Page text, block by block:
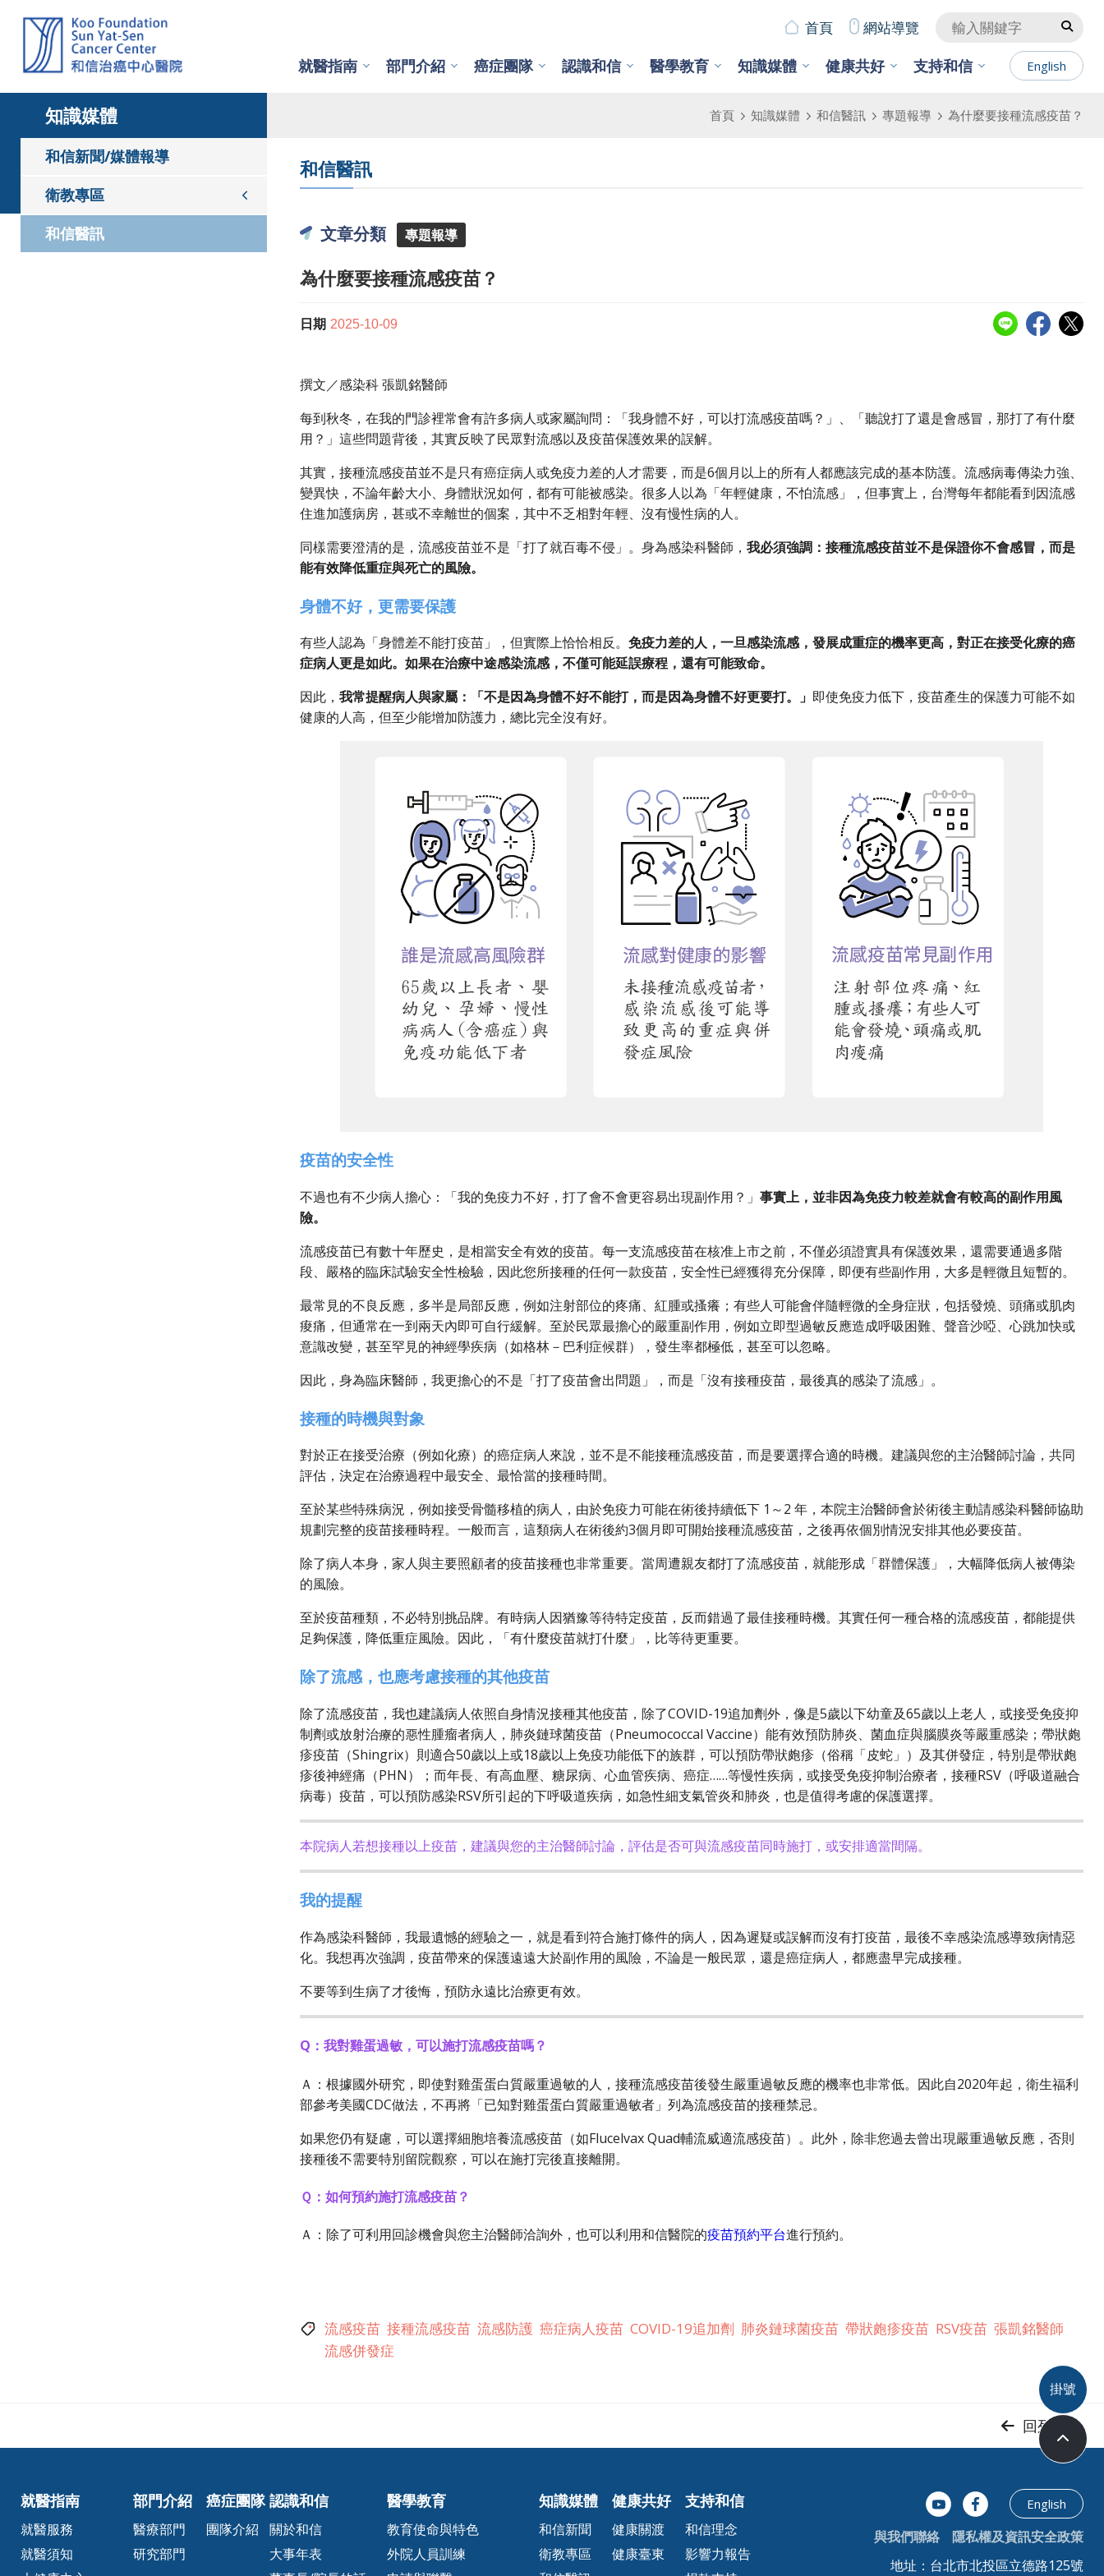
首頁 網站導覽
就醫指南 部門介紹 癌症團隊 認識和信 醫學教育 知識媒體 健康共好 支持和信 English
知識媒體 首頁 知識媒體 和信醫訊 專題報導 為什麼要接種流感疫苗？
和信新聞/媒體報導
衛教專區
和信醫訊
和信醫訊
文章分類 專題報導
為什麼要接種流感疫苗？
日期 2025-10-09
撰文／感染科 張凱銘醫師
每到秋冬，在我的門診裡常會有許多病人或家屬詢問：「我身體不好，可以打流感疫苗嗎？」、「聽說打了還是會感冒，那打了有什麼
用？」這些問題背後，其實反映了民眾對流感以及疫苗保護效果的誤解。
其實，接種流感疫苗並不是只有癌症病人或免疫力差的人才需要，而是6個月以上的所有人都應該完成的基本防護。流感病毒傳染力強、
變異快，不論年齡大小、身體狀況如何，都有可能被感染。很多人以為「年輕健康，不怕流感」，但事實上，台灣每年都能看到因流感
住進加護病房，甚或不幸離世的個案，其中不乏相對年輕、沒有慢性病的人。
同樣需要澄清的是，流感疫苗並不是「打了就百毒不侵」。身為感染科醫師， 我必須強調：接種流感疫苗並不是保證你不會感冒，而是
能有效降低重症與死亡的風險。
身體不好，更需要保護
有些人認為「身體差不能打疫苗」，但實際上恰恰相反。 免疫力差的人，一旦感染流感，發展成重症的機率更高，對正在接受化療的癌
症病人更是如此。如果在治療中途感染流感，不僅可能延誤療程，還有可能致命。
因此， 我常提醒病人與家屬：「不是因為身體不好不能打，而是因為身體不好更要打。」 即使免疫力低下，疫苗產生的保護力可能不如
健康的人高，但至少能增加防護力，總比完全沒有好。
疫苗的安全性
不過也有不少病人擔心：「我的免疫力不好，打了會不會更容易出現副作用？」 事實上，並非因為免疫力較差就會有較高的副作用風
險。
流感疫苗已有數十年歷史，是相當安全有效的疫苗。每一支流感疫苗在核准上市之前，不僅必須證實具有保護效果，還需要通過多階
段、嚴格的臨床試驗安全性檢驗，因此您所接種的任何一款疫苗，安全性已經獲得充分保障，即便有些副作用，大多是輕微且短暫的。
最常見的不良反應，多半是局部反應，例如注射部位的疼痛、紅腫或搔癢；有些人可能會伴隨輕微的全身症狀，包括發燒、頭痛或肌肉
痠痛，但通常在一到兩天內即可自行緩解。至於民眾最擔心的嚴重副作用，例如立即型過敏反應造成呼吸困難、聲音沙啞、心跳加快或
意識改變，甚至罕見的神經學疾病（如格林－巴利症候群），發生率都極低，甚至可以忽略。
因此，身為臨床醫師，我更擔心的不是「打了疫苗會出問題」，而是「沒有接種疫苗，最後真的感染了流感」。
接種的時機與對象
對於正在接受治療（例如化療）的癌症病人來說，並不是不能接種流感疫苗，而是要選擇合適的時機。建議與您的主治醫師討論，共同
評估，決定在治療過程中最安全、最恰當的接種時間。
至於某些特殊病況，例如接受骨髓移植的病人，由於免疫力可能在術後持續低下 1～2 年，本院主治醫師會於術後主動請感染科醫師協助
規劃完整的疫苗接種時程。一般而言，這類病人在術後約3個月即可開始接種流感疫苗，之後再依個別情況安排其他必要疫苗。
除了病人本身，家人與主要照顧者的疫苗接種也非常重要。當周遭親友都打了流感疫苗，就能形成「群體保護」，大幅降低病人被傳染
的風險。
至於疫苗種類，不必特別挑品牌。有時病人因猶豫等待特定疫苗，反而錯過了最佳接種時機。其實任何一種合格的流感疫苗，都能提供
足夠保護，降低重症風險。因此，「有什麼疫苗就打什麼」，比等待更重要。
除了流感，也應考慮接種的其他疫苗
除了流感疫苗，我也建議病人依照自身情況接種其他疫苗，除了COVID-19追加劑外，像是5歲以下幼童及65歲以上老人，或接受免疫抑
制劑或放射治療的惡性腫瘤者病人，肺炎鏈球菌疫苗（Pneumococcal Vaccine）能有效預防肺炎、菌血症與腦膜炎等嚴重感染；帶狀皰
疹疫苗（Shingrix）則適合50歲以上或18歲以上免疫功能低下的族群，可以預防帶狀皰疹（俗稱「皮蛇」）及其併發症，特別是帶狀皰
疹後神經痛（PHN）；而年長、有高血壓、糖尿病、心血管疾病、癌症……等慢性疾病，或接受免疫抑制治療者，接種RSV（呼吸道融合
病毒）疫苗，可以預防感染RSV所引起的下呼吸道疾病，如急性細支氣管炎和肺炎，也是值得考慮的保護選擇。
本院病人若想接種以上疫苗，建議與您的主治醫師討論，評估是否可與流感疫苗同時施打，或安排適當間隔。
我的提醒
作為感染科醫師，我最遺憾的經驗之一，就是看到符合施打條件的病人，因為遲疑或誤解而沒有打疫苗，最後不幸感染流感導致病情惡
化。我想再次強調，疫苗帶來的保護遠遠大於副作用的風險，不論是一般民眾，還是癌症病人，都應盡早完成接種。
不要等到生病了才後悔，預防永遠比治療更有效。
Q：我對雞蛋過敏，可以施打流感疫苗嗎？
Ａ：根據國外研究，即使對雞蛋蛋白質嚴重過敏的人，接種流感疫苗後發生嚴重過敏反應的機率也非常低。因此自2020年起，衛生福利
部參考美國CDC做法，不再將「已知對雞蛋蛋白質嚴重過敏者」列為流感疫苗的接種禁忌。
如果您仍有疑慮，可以選擇細胞培養流感疫苗（如Flucelvax Quad輔流威適流感疫苗）。此外，除非您過去曾出現嚴重過敏反應，否則
接種後不需要特別留院觀察，可以在施打完後直接離開。
Ｑ：如何預約施打流感疫苗？
Ａ：除了可利用回診機會與您主治醫師洽詢外，也可以利用和信醫院的疫苗預約平台進行預約。
流感疫苗 接種流感疫苗 流感防護 癌症病人疫苗 COVID-19追加劑 肺炎鏈球菌疫苗 帶狀皰疹疫苗 RSV疫苗 張凱銘醫師
流感併發症
回列頁
就醫指南
就醫服務
就醫須知
部門介紹
醫療部門
研究部門
癌症團隊
團隊介紹
認識和信
關於和信
大事年表
醫學教育
教育使命與特色
外院人員訓練
知識媒體
和信新聞
衛教專區
健康共好
健康關渡
健康臺東
支持和信
和信理念
影響力報告
English
與我們聯絡
隱私權及資訊安全政策
地址：台北市北投區立德路125號
掛號